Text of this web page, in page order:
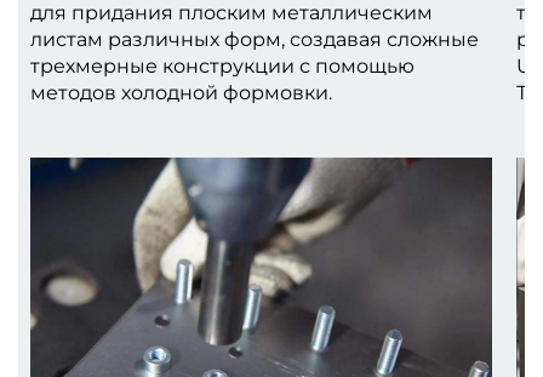
для придания плоским металлическим
листам различных форм, создавая сложные
трехмерные конструкции с помощью
методов холодной формовки.